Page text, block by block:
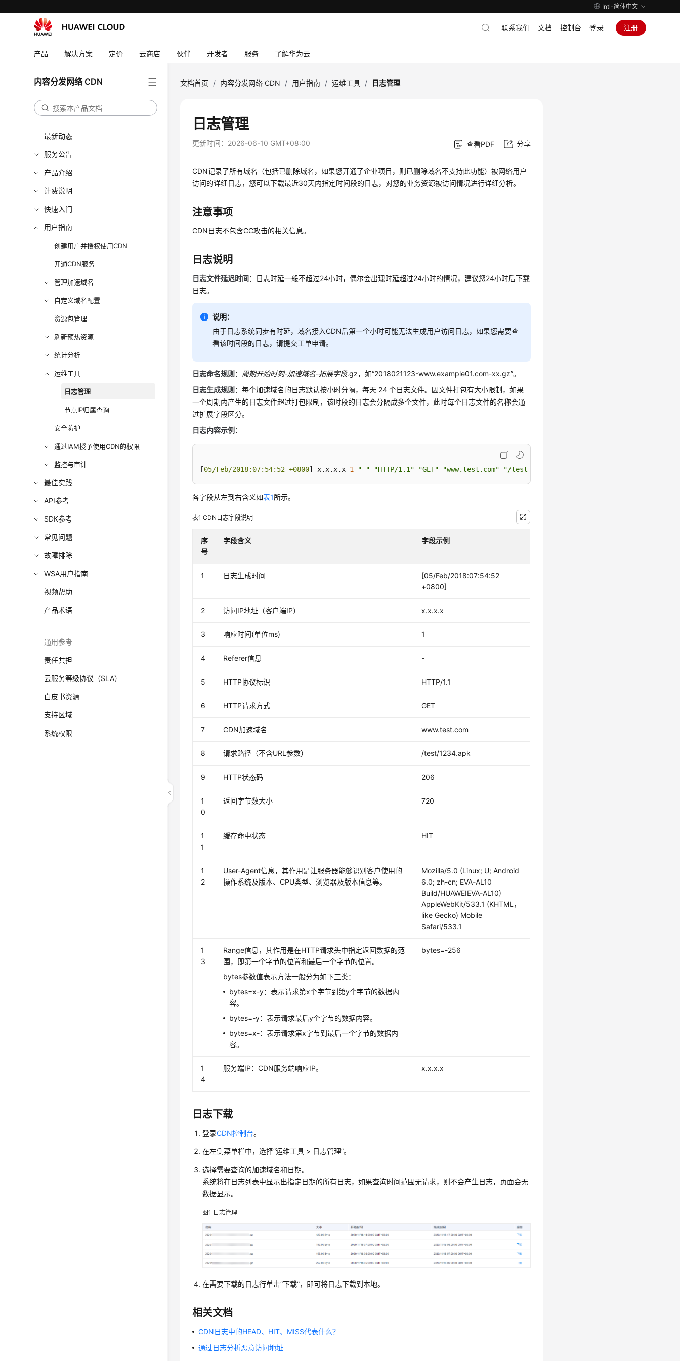
Intl-简体中文
产品 解决方案 定价 云商店 伙伴 开发者 服务 了解华为云
联系我们 文档 控制台 登录 注册
内容分发网络 CDN
最新动态
服务公告
产品介绍
计费说明
快速入门
用户指南
创建用户并授权使用CDN
开通CDN服务
管理加速域名
自定义域名配置
资源包管理
刷新预热资源
统计分析
运维工具
日志管理
节点IP归属查询
安全防护
通过IAM授予使用CDN的权限
监控与审计
最佳实践
API参考
SDK参考
常见问题
故障排除
WSA用户指南
视频帮助
产品术语
通用参考
责任共担
云服务等级协议（SLA）
白皮书资源
支持区域
系统权限
文档首页 / 内容分发网络 CDN / 用户指南 / 运维工具 / 日志管理
日志管理
更新时间： 2026-06-10 GMT+08:00 查看PDF 分享
CDN记录了所有域名（包括已删除域名，如果您开通了企业项目，则已删除域名不支持此功能）被网络用户
访问的详细日志，您可以下载最近30天内指定时间段的日志，对您的业务资源被访问情况进行详细分析。
注意事项
CDN日志不包含CC攻击的相关信息。
日志说明
日志文件延迟时间：日志时延一般不超过24小时，偶尔会出现时延超过24小时的情况，建议您24小时后下载
日志。
说明：
由于日志系统同步有时延，域名接入CDN后第一个小时可能无法生成用户访问日志，如果您需要查
看该时间段的日志，请提交工单申请。
日志命名规则 ： 周期开始时刻-加速域名-拓展字段.gz，如“2018021123-www.example01.com-xx.gz”。
日志生成规则 ：每个加速域名的日志默认按小时分隔，每天 24 个日志文件。因文件打包有大小限制，如果
一个周期内产生的日志文件超过打包限制，该时段的日志会分隔成多个文件，此时每个日志文件的名称会通
过扩展字段区分。
日志内容示例 ：
[05/Feb/2018:07:54:52 +0800] x.x.x.x 1 "-" "HTTP/1.1" "GET" "www.test.com" "/test/1234.apk"
各字段从左到右含义如表1所示。
表1CDN日志字段说明
序
号
字段含义 字段示例
1 日志生成时间
[05/Feb/2018:07:54:52
+0800]
2 访问IP地址（客户端IP） x.x.x.x
3 响应时间(单位ms) 1
4 Referer信息 -
5 HTTP协议标识 HTTP/1.1
6 HTTP请求方式 GET
7 CDN加速域名 www.test.com
8 请求路径（不含URL参数） /test/1234.apk
9 HTTP状态码 206
1
0
返回字节数大小 720
1
1
缓存命中状态 HIT
1
2
User-Agent信息，其作用是让服务器能够识别客户使用的
操作系统及版本、CPU类型、浏览器及版本信息等。
Mozilla/5.0 (Linux; U; Android
6.0; zh-cn; EVA-AL10
Build/HUAWEIEVA-AL10)
AppleWebKit/533.1 (KHTML，
like Gecko) Mobile
Safari/533.1
1
3
Range信息，其作用是在HTTP请求头中指定返回数据的范
围，即第一个字节的位置和最后一个字节的位置。
bytes参数值表示方法一般分为如下三类：
bytes=x-y：表示请求第x个字节到第y个字节的数据内
容。
bytes=-y：表示请求最后y个字节的数据内容。
bytes=x-：表示请求第x字节到最后一个字节的数据内
容。
bytes=-256
1
4
服务端IP：CDN服务端响应IP。 x.x.x.x
日志下载
登录CDN控制台。
在左侧菜单栏中，选择“运维工具 > 日志管理”。
选择需要查询的加速域名和日期。
系统将在日志列表中显示出指定日期的所有日志，如果查询时间范围无请求，则不会产生日志，页面会无
数据显示。
图1 日志管理
在需要下载的日志行单击“下载”，即可将日志下载到本地。
相关文档
CDN日志中的HEAD、HIT、MISS代表什么？
通过日志分析恶意访问地址